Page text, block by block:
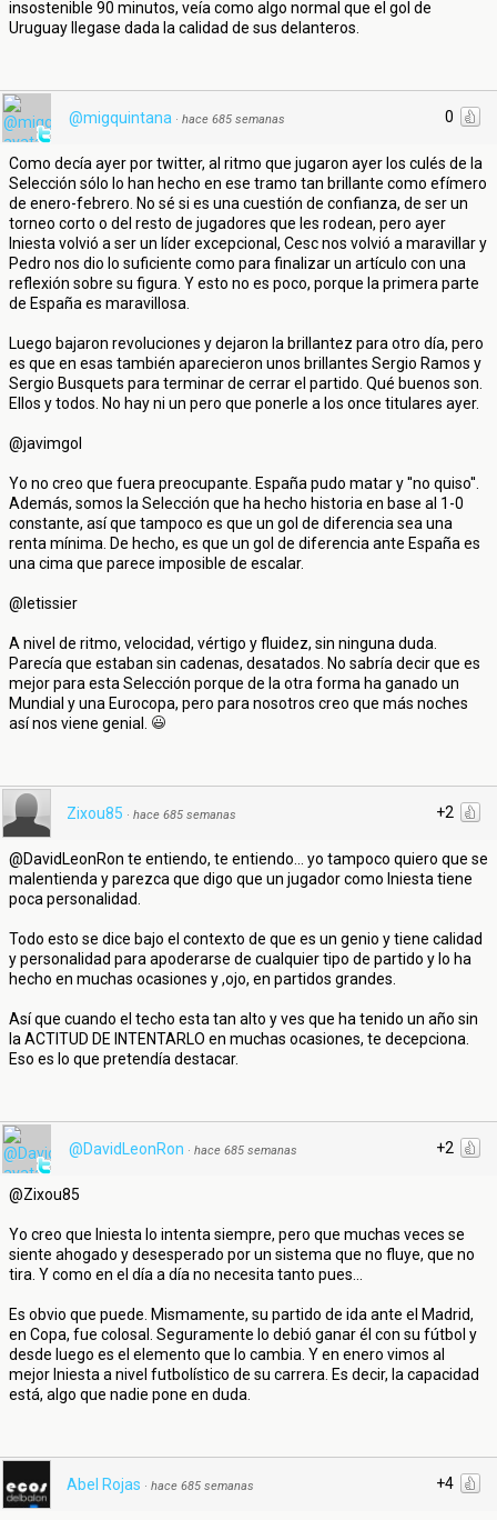
insostenible 90 minutos, veía como algo normal que el gol de
Uruguay llegase dada la calidad de sus delanteros.
0
@migquintana · hace 685 semanas
Como decía ayer por twitter, al ritmo que jugaron ayer los culés de la
Selección sólo lo han hecho en ese tramo tan brillante como efímero
de enero-febrero. No sé si es una cuestión de confianza, de ser un
torneo corto o del resto de jugadores que les rodean, pero ayer
Iniesta volvió a ser un líder excepcional, Cesc nos volvió a maravillar y
Pedro nos dio lo suficiente como para finalizar un artículo con una
reflexión sobre su figura. Y esto no es poco, porque la primera parte
de España es maravillosa.
Luego bajaron revoluciones y dejaron la brillantez para otro día, pero
es que en esas también aparecieron unos brillantes Sergio Ramos y
Sergio Busquets para terminar de cerrar el partido. Qué buenos son.
Ellos y todos. No hay ni un pero que ponerle a los once titulares ayer.
@javimgol
Yo no creo que fuera preocupante. España pudo matar y ''no quiso''.
Además, somos la Selección que ha hecho historia en base al 1-0
constante, así que tampoco es que un gol de diferencia sea una
renta mínima. De hecho, es que un gol de diferencia ante España es
una cima que parece imposible de escalar.
@letissier
A nivel de ritmo, velocidad, vértigo y fluidez, sin ninguna duda.
Parecía que estaban sin cadenas, desatados. No sabría decir que es
mejor para esta Selección porque de la otra forma ha ganado un
Mundial y una Eurocopa, pero para nosotros creo que más noches
así nos viene genial.
+2
Zixou85 · hace 685 semanas
@DavidLeonRon te entiendo, te entiendo... yo tampoco quiero que se
malentienda y parezca que digo que un jugador como Iniesta tiene
poca personalidad.
Todo esto se dice bajo el contexto de que es un genio y tiene calidad
y personalidad para apoderarse de cualquier tipo de partido y lo ha
hecho en muchas ocasiones y ,ojo, en partidos grandes.
Así que cuando el techo esta tan alto y ves que ha tenido un año sin
la ACTITUD DE INTENTARLO en muchas ocasiones, te decepciona.
Eso es lo que pretendía destacar.
+2
@DavidLeonRon · hace 685 semanas
@Zixou85
Yo creo que Iniesta lo intenta siempre, pero que muchas veces se
siente ahogado y desesperado por un sistema que no fluye, que no
tira. Y como en el día a día no necesita tanto pues...
Es obvio que puede. Mismamente, su partido de ida ante el Madrid,
en Copa, fue colosal. Seguramente lo debió ganar él con su fútbol y
desde luego es el elemento que lo cambia. Y en enero vimos al
mejor Iniesta a nivel futbolístico de su carrera. Es decir, la capacidad
está, algo que nadie pone en duda.
+4
Abel Rojas · hace 685 semanas